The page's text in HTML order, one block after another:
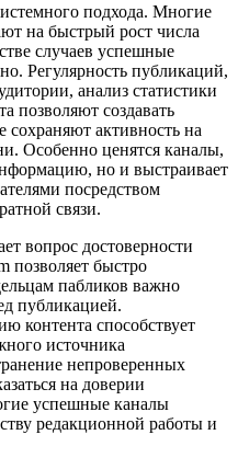
подхода. Многие
на быстрый рост числа
случаев успешные
Регулярность публикаций,
анализ статистики
позволяют создавать
сохраняют активность на
Особенно ценятся каналы,
но и выстраивает
посредством
связи.
вопрос достоверности
позволяет быстро
пабликов важно
публикацией.
контента способствует
источника
непроверенных
на доверии
успешные каналы
редакционной работы и